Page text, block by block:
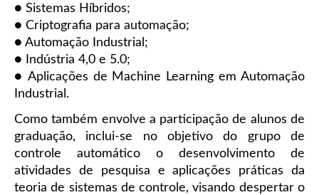
● Sistemas Híbridos;
● Criptografia para automação;
● Automação Industrial;
● Indústria 4,0 e 5.0;
● Aplicações de Machine Learning em Automação
Industrial.
Como também envolve a participação de alunos de
graduação, inclui-se no objetivo do grupo de
controle automático o desenvolvimento de
atividades de pesquisa e aplicações práticas da
teoria de sistemas de controle, visando despertar o